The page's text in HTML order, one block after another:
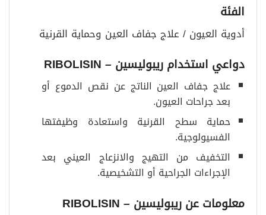
الفئة
أدوية العيون / علاج جفاف العين وحماية القرنية
دواعي استخدام ريبوليسين – RIBOLISIN
علاج جفاف العين الناتج عن نقص الدموع أو
بعد جراحات العيون.
حماية سطح القرنية واستعادة وظيفتها
الفسيولوجية.
التخفيف من التهيج والانزعاج العيني بعد
الإجراءات الجراحية أو التشخيصية.
معلومات عن ريبوليسين – RIBOLISIN